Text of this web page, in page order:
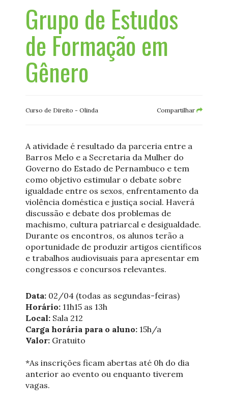
Grupo de Estudos
de Formação em
Gênero
Curso de Direito - Olinda Compartilhar
A atividade é resultado da parceria entre a
Barros Melo e a Secretaria da Mulher do
Governo do Estado de Pernambuco e tem
como objetivo estimular o debate sobre
igualdade entre os sexos, enfrentamento da
violência doméstica e justiça social. Haverá
discussão e debate dos problemas de
machismo, cultura patriarcal e desigualdade.
Durante os encontros, os alunos terão a
oportunidade de produzir artigos científicos
e trabalhos audiovisuais para apresentar em
congressos e concursos relevantes.
Data: 02/04 (todas as segundas-feiras)
Horário: 11h15 as 13h
Local: Sala 212
Carga horária para o aluno: 15h/a
Valor: Gratuito
*As inscrições ficam abertas até 0h do dia
anterior ao evento ou enquanto tiverem
vagas.